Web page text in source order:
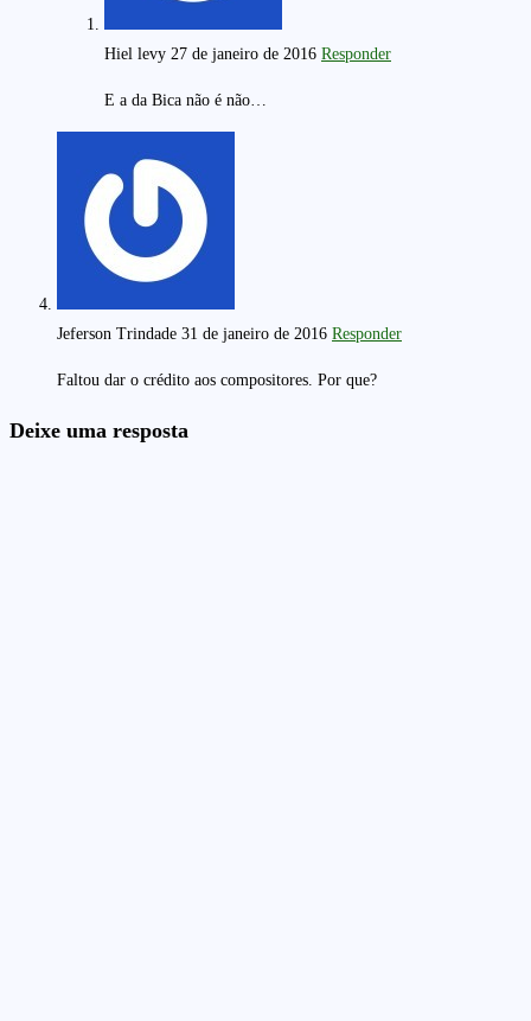
Hiel levy 27 de janeiro de 2016 Responder
E a da Bica não é não…
Jeferson Trindade 31 de janeiro de 2016 Responder
Faltou dar o crédito aos compositores. Por que?
Deixe uma resposta